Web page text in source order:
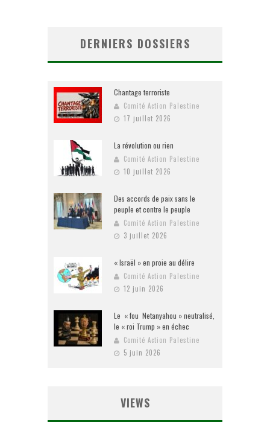
DERNIERS DOSSIERS
Chantage terroriste
Comité Action Palestine
17 juillet 2026
La révolution ou rien
Comité Action Palestine
10 juillet 2026
Des accords de paix sans le
peuple et contre le peuple
Comité Action Palestine
3 juillet 2026
« Israël » en proie au délire
Comité Action Palestine
12 juin 2026
Le « fou Netanyahou » neutralisé,
le « roi Trump » en échec
Comité Action Palestine
5 juin 2026
VIEWS